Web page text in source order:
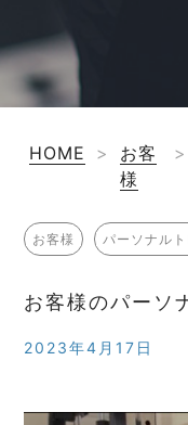
HOME >
お客
様
>
お客様 パーソナル
お客様のパーソ
2023年4月17日